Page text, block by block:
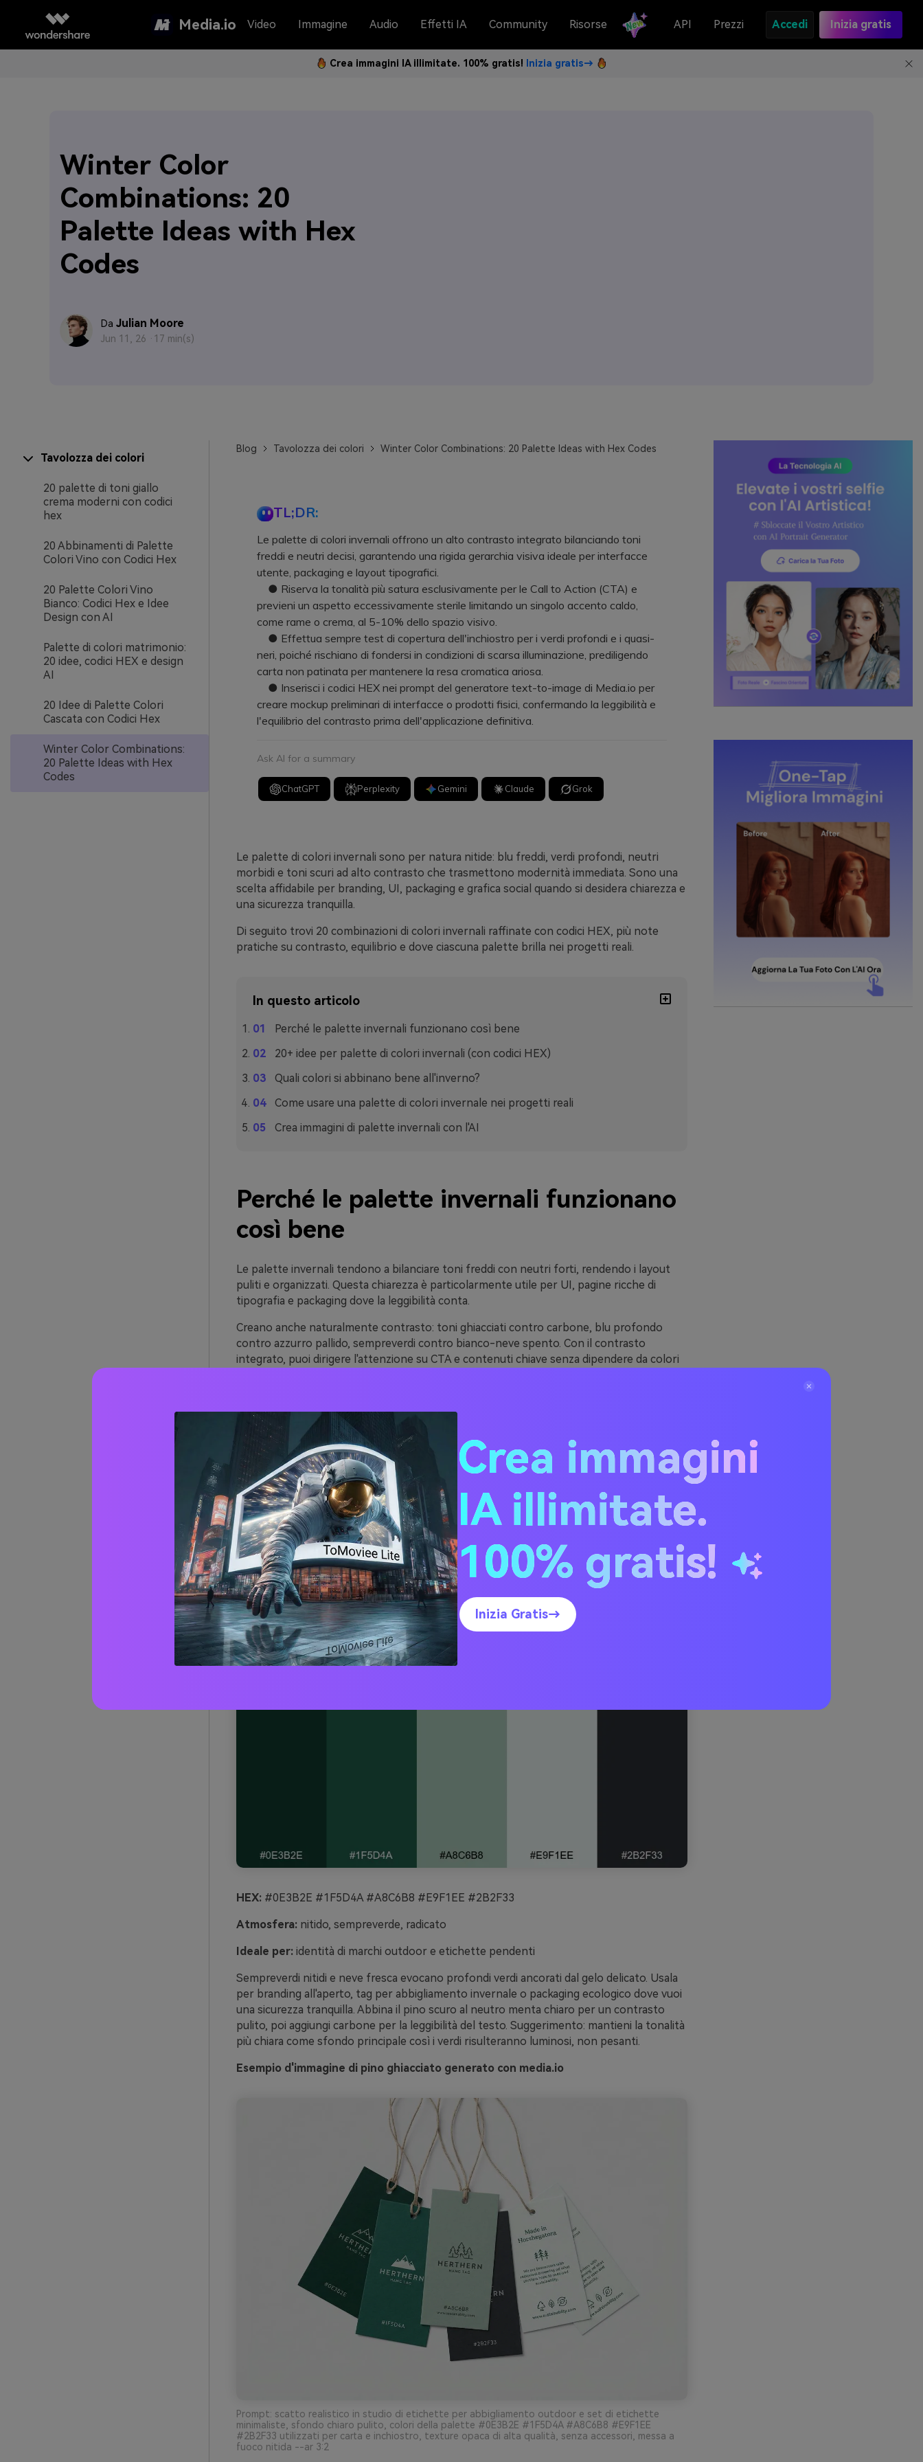
Media.io Video Immagine Audio Effetti IA Community Risorse API Prezzi Accedi Inizia gratis
Crea immagini IA illimitate. 100% gratis! Inizia gratis→
Winter Color
Combinations: 20
Palette Ideas with Hex
Codes
Da Julian Moore
Jun 11, 26 · 17 min(s)
Tavolozza dei colori
20 palette di toni giallo
crema moderni con codici
hex
20 Abbinamenti di Palette
Colori Vino con Codici Hex
20 Palette Colori Vino
Bianco: Codici Hex e Idee
Design con AI
Palette di colori matrimonio:
20 idee, codici HEX e design
AI
20 Idee di Palette Colori
Cascata con Codici Hex
Winter Color Combinations:
20 Palette Ideas with Hex
Codes
Blog Tavolozza dei colori Winter Color Combinations: 20 Palette Ideas with Hex Codes
TL;DR:
Le palette di colori invernali offrono un alto contrasto integrato bilanciando toni
freddi e neutri decisi, garantendo una rigida gerarchia visiva ideale per interfacce
utente, packaging e layout tipografici.
● Riserva la tonalità più satura esclusivamente per le Call to Action (CTA) e
previeni un aspetto eccessivamente sterile limitando un singolo accento caldo,
come rame o crema, al 5-10% dello spazio visivo.
● Effettua sempre test di copertura dell'inchiostro per i verdi profondi e i quasi-
neri, poiché rischiano di fondersi in condizioni di scarsa illuminazione, prediligendo
carta non patinata per mantenere la resa cromatica ariosa.
● Inserisci i codici HEX nei prompt del generatore text-to-image di Media.io per
creare mockup preliminari di interfacce o prodotti fisici, confermando la leggibilità e
l'equilibrio del contrasto prima dell'applicazione definitiva.
Ask AI for a summary
ChatGPT Perplexity Gemini Claude Grok
Le palette di colori invernali sono per natura nitide: blu freddi, verdi profondi, neutri
morbidi e toni scuri ad alto contrasto che trasmettono modernità immediata. Sono una
scelta affidabile per branding, UI, packaging e grafica social quando si desidera chiarezza e
una sicurezza tranquilla.
Di seguito trovi 20 combinazioni di colori invernali raffinate con codici HEX, più note
pratiche su contrasto, equilibrio e dove ciascuna palette brilla nei progetti reali.
In questo articolo
Perché le palette invernali funzionano così bene
20+ idee per palette di colori invernali (con codici HEX)
Quali colori si abbinano bene all'inverno?
Come usare una palette di colori invernale nei progetti reali
Crea immagini di palette invernali con l'AI
Perché le palette invernali funzionano
così bene
Le palette invernali tendono a bilanciare toni freddi con neutri forti, rendendo i layout
puliti e organizzati. Questa chiarezza è particolarmente utile per UI, pagine ricche di
tipografia e packaging dove la leggibilità conta.
Creano anche naturalmente contrasto: toni ghiacciati contro carbone, blu profondo
contro azzurro pallido, sempreverdi contro bianco-neve spento. Con il contrasto
integrato, puoi dirigere l'attenzione su CTA e contenuti chiave senza dipendere da colori
piccoli cambiamenti negli accenti: aggiungi mirtillo rosso o rame per calore, oppure
mantieni toni nebbiosi e monocromatici per un look moderno ed editoriale.
20+ idee per palette di colori invernali
(con codici HEX)
1) Pino ghiacciato
HEX:#0E3B2E #1F5D4A #A8C6B8 #E9F1EE #2B2F33
Atmosfera:nitido, sempreverde, radicato
Ideale per:identità di marchi outdoor e etichette pendenti
Sempreverdi nitidi e neve fresca evocano profondi verdi ancorati dal gelo delicato. Usala
per branding all'aperto, tag per abbigliamento invernale o packaging ecologico dove vuoi
una sicurezza tranquilla. Abbina il pino scuro al neutro menta chiaro per un contrasto
pulito, poi aggiungi carbone per la leggibilità del testo. Suggerimento: mantieni la tonalità
più chiara come sfondo principale così i verdi risulteranno luminosi, non pesanti.
Esempio d'immagine di pino ghiacciato generato con media.io
Prompt: scatto realistico in studio di etichette per abbigliamento outdoor e set di etichette
minimaliste, sfondo chiaro pulito, colori della palette #0E3B2E #1F5D4A #A8C6B8 #E9F1EE
#2B2F33 utilizzati per carta e inchiostro, texture opaca di alta qualità, senza accessori, messa a
fuoco nitida --ar 3:2
Crea immagini
IA illimitate.
100% gratis!
Inizia Gratis→